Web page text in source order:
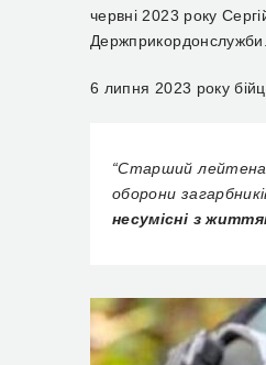
червні 2023 року
Держприкордонслужби.
6 липня 2023 року
“Старший
оборони
несумісні з